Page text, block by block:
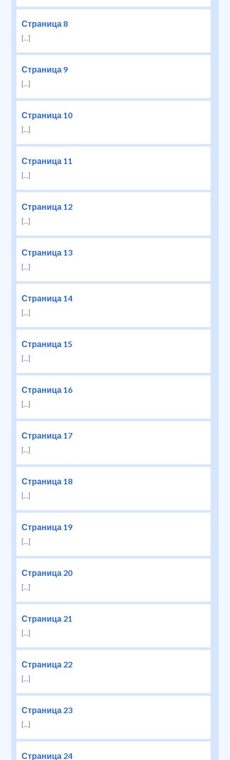
Страница 8
[...]
Страница 9
[...]
Страница 10
[...]
Страница 11
[...]
Страница 12
[...]
Страница 13
[...]
Страница 14
[...]
Страница 15
[...]
Страница 16
[...]
Страница 17
[...]
Страница 18
[...]
Страница 19
[...]
Страница 20
[...]
Страница 21
[...]
Страница 22
[...]
Страница 23
[...]
Страница 24